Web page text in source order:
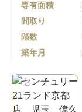
専有面積
間取り
階数
築年月